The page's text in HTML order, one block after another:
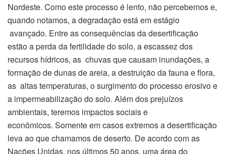
Nordeste. Como este processo é lento, não percebemos e,
quando notamos, a degradação está em estágio
avançado. Entre as consequências da desertificação
estão a perda da fertilidade do solo, a escassez dos
recursos hídricos, as chuvas que causam inundações, a
formação de dunas de areia, a destruição da fauna e flora,
as altas temperaturas, o surgimento do processo erosivo e
a impermeabilização do solo. Além dos prejuízos
ambientais, teremos impactos sociais e
econômicos. Somente em casos extremos a desertificação
leva ao que chamamos de deserto. De acordo com as
Nações Unidas, nos últimos 50 anos, uma área do